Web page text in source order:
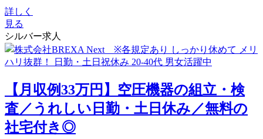
詳しく
見る
シルバー求人
【月収例33万円】空圧機器の組立・検
査／うれしい日勤・土日休み／無料の
社宅付き◎